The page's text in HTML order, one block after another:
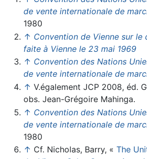
de vente internationale de
1980
↑ Convention de Vienne sur le
faite à Vienne le 23 mai 1969
↑ Convention des Nations
de vente internationale de
↑ V.également JCP 2008, éd.
obs. Jean-Grégoire Mahinga.
↑ Convention des Nations
de vente internationale de
1980
↑ Cf. Nicholas, Barry, « The